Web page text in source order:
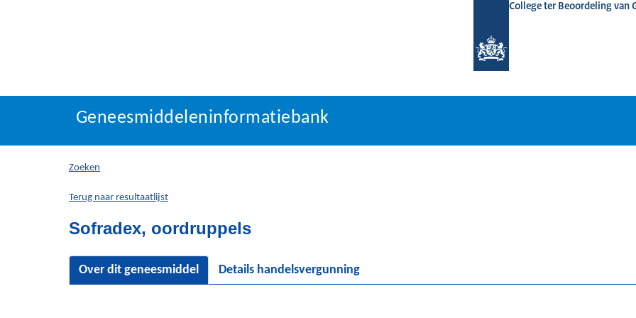
College ter Beoordeling van
Geneesmiddeleninformatiebank
U
hier:
Geneesmiddeleninformatiebank
Zoeken
Terug naar resultaatlijst
Sofradex, oordruppels
Over dit geneesmiddel Details handelsvergunning